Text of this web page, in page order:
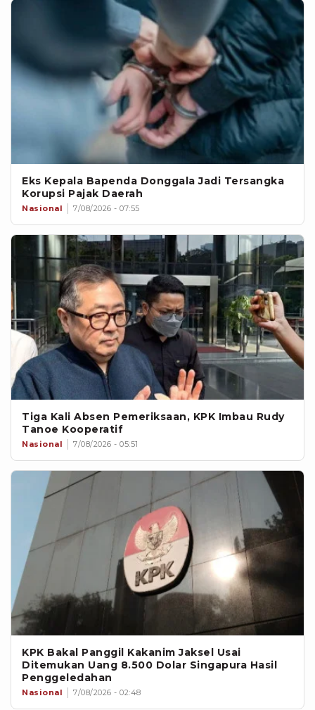
Eks Kepala Bapenda Donggala Jadi Tersangka
Korupsi Pajak Daerah
Nasional 7/08/2026 - 07:55
Tiga Kali Absen Pemeriksaan, KPK Imbau Rudy
Tanoe Kooperatif
Nasional 7/08/2026 - 05:51
KPK Bakal Panggil Kakanim Jaksel Usai
Ditemukan Uang 8.500 Dolar Singapura Hasil
Penggeledahan
Nasional 7/08/2026 - 02:48